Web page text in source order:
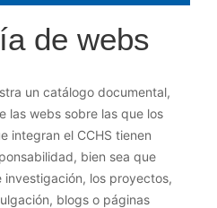
de webs
un catálogo documental,
las webs sobre las que los
integran el CCHS tienen
bien sea que
los proyectos,
blogs o páginas